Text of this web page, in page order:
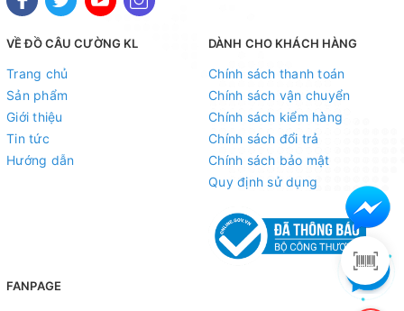
- Sendo: https://www.sendo.vn/shop/do-cau-cuong-kl
- Lazada:
https://www.lazada.vn/shop/do-cau-cuong-
kl"
- Zalo OA:
https://zalo.me/4190676579548541614
Địa chỉ cửa hàng : Số 10 Đông Tác, Kim Liên, Đống Đa,
Xem bản đồ chỉ dẫn đường đi
Chuyên sỉ lẻ toàn quốc - Giao hàng toàn quốc - Nhận
ship COD ( nhận hàng thanh toán )
VỀ ĐỒ CÂU CƯỜNG KL
Trang chủ
Sản phẩm
Giới thiệu
Tin tức
Hướng dẫn
DÀNH CHO KHÁCH HÀNG
Chính sách thanh toán
Chính sách vận chuyển
Chính sách kiểm hàng
Chính sách đổi trả
Chính sách bảo mật
Quy định sử dụng
FANPAGE